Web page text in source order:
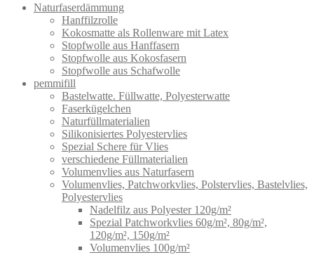
Naturfaserdämmung
Hanffilzrolle
Kokosmatte als Rollenware mit Latex
Stopfwolle aus Hanffasern
Stopfwolle aus Kokosfasern
Stopfwolle aus Schafwolle
pemmifill
Bastelwatte. Füllwatte, Polyesterwatte
Faserkügelchen
Naturfüllmaterialien
Silikonisiertes Polyestervlies
Spezial Schere für Vlies
verschiedene Füllmaterialien
Volumenvlies aus Naturfasern
Volumenvlies, Patchworkvlies, Polstervlies, Bastelvlies,
Polyestervlies
Nadelfilz aus Polyester 120g/m²
Spezial Patchworkvlies 60g/m², 80g/m²,
120g/m², 150g/m²
Volumenvlies 100g/m²